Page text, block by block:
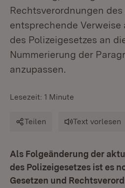
Rechtsverordnungen des
entsprechende Verweise
des Polizeigesetzes an
Nummerierung der
anzupassen.
Lesezeit: 1 Minute
Teilen Text vorlesen
Als Folgeänderung der
des Polizeigesetzes ist es
Gesetzen und